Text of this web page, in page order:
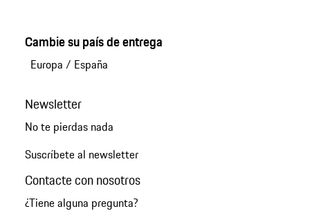
Cambie su país de entrega
Europa / España
Newsletter
No te pierdas nada
Suscríbete al newsletter
Contacte con nosotros
¿Tiene alguna pregunta?